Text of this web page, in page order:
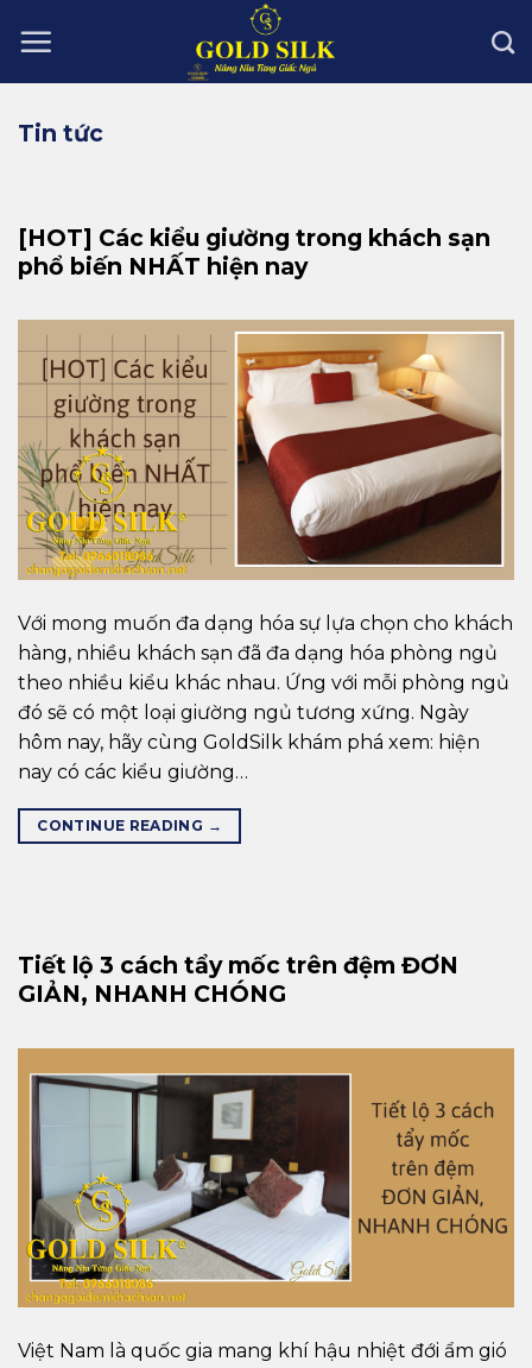
Tin tức
[HOT] Các kiểu giường trong khách sạn
phổ biến NHẤT hiện nay
Với mong muốn đa dạng hóa sự lựa chọn cho khách
hàng, nhiều khách sạn đã đa dạng hóa phòng ngủ
theo nhiều kiểu khác nhau. Ứng với mỗi phòng ngủ
đó sẽ có một loại giường ngủ tương xứng. Ngày
hôm nay, hãy cùng GoldSilk khám phá xem: hiện
nay có các kiểu giường…
CONTINUE READING →
Tiết lộ 3 cách tẩy mốc trên đệm ĐƠN
GIẢN, NHANH CHÓNG
Việt Nam là quốc gia mang khí hậu nhiệt đới ẩm gió